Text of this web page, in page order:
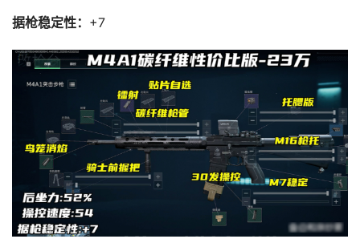
据枪稳定性： +7